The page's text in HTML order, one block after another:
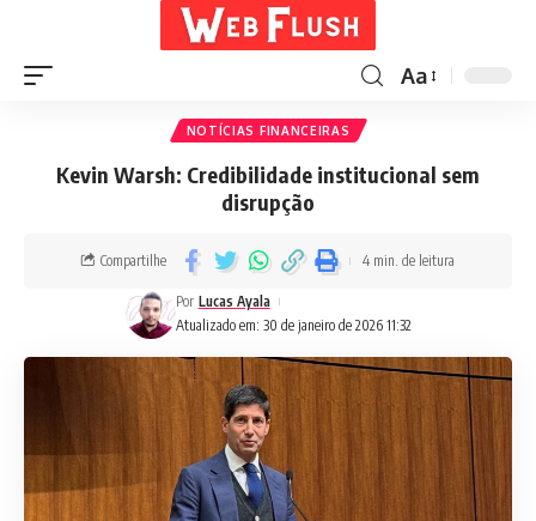
Aa
NOTÍCIAS FINANCEIRAS
Kevin Warsh: Credibilidade institucional sem
disrupção
Atualizado em: 30 de janeiro de 2026 11:32
Por Lucas Ayala
Compartilhe 4 min. de leitura